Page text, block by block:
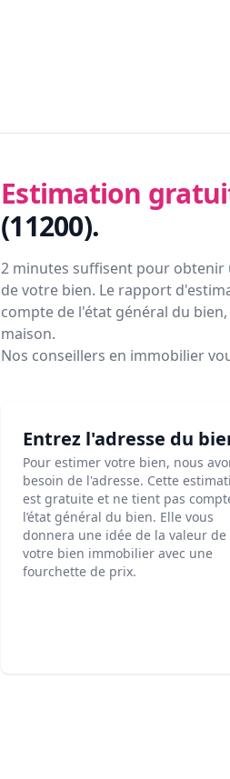
Estimation
(11200).
2 minutes suffisent pour obtenir
de votre bien. Le rapport
compte de l'état général du
maison.
Nos conseillers en immobilier
Entrez l'adresse du
Pour estimer votre bien, nous
besoin de l'adresse. Cette
est gratuite et ne tient pas
l’état général du bien. Elle vous
donnera une idée de la valeur de
votre bien immobilier avec une
fourchette de prix.